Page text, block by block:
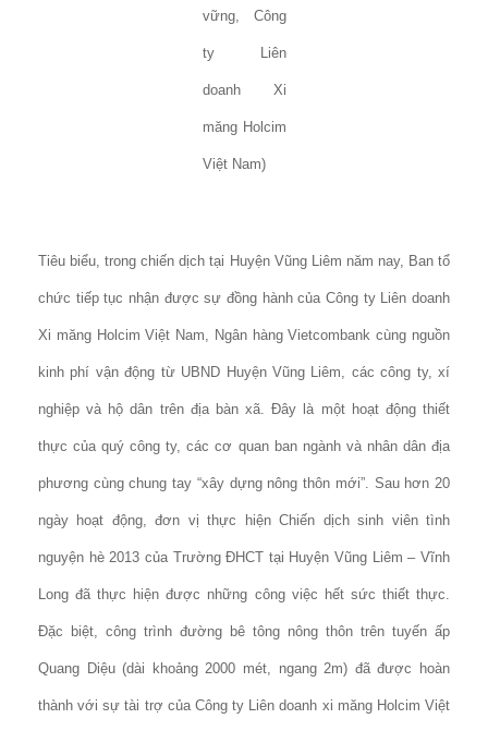
vững, Công
ty Liên
doanh Xi
măng Holcim
Việt Nam)
Tiêu biểu, trong chiến dịch tại Huyện Vũng Liêm năm nay, Ban tổ
chức tiếp tục nhận được sự đồng hành của Công ty Liên doanh
Xi măng Holcim Việt Nam, Ngân hàng Vietcombank cùng nguồn
kinh phí vận động từ UBND Huyện Vũng Liêm, các công ty, xí
nghiệp và hộ dân trên địa bàn xã. Đây là một hoạt động thiết
thực của quý công ty, các cơ quan ban ngành và nhân dân địa
phương cùng chung tay “xây dựng nông thôn mới”. Sau hơn 20
ngày hoạt động, đơn vị thực hiện Chiến dịch sinh viên tình
nguyện hè 2013 của Trường ĐHCT tại Huyện Vũng Liêm – Vĩnh
Long đã thực hiện được những công việc hết sức thiết thực.
Đặc biệt, công trình đường bê tông nông thôn trên tuyến ấp
Quang Diệu (dài khoảng 2000 mét, ngang 2m) đã được hoàn
thành với sự tài trợ của Công ty Liên doanh xi măng Holcim Việt